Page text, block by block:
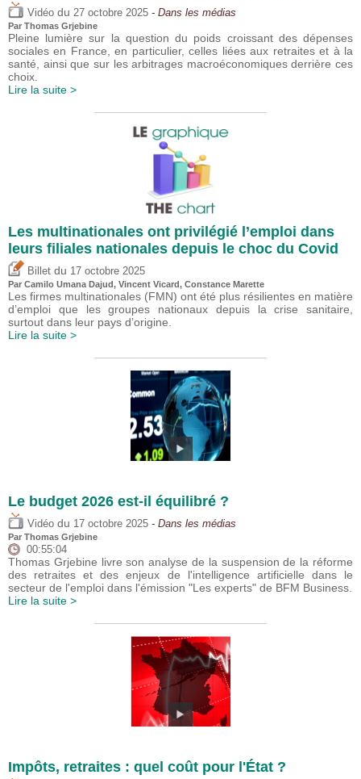
Vidéo du 27 octobre 2025 - Dans les médias
Par Thomas Grjebine
Pleine lumière sur la question du poids croissant des dépenses
sociales en France, en particulier, celles liées aux retraites et à la
santé, ainsi que sur les arbitrages macroéconomiques derrière ces
choix.
Lire la suite >
Les multinationales ont privilégié l’emploi dans
leurs filiales nationales depuis le choc du Covid
Billet du 17 octobre 2025
Par Camilo Umana Dajud, Vincent Vicard, Constance Marette
Les firmes multinationales (FMN) ont été plus résilientes en matière
d’emploi que les groupes nationaux depuis la crise sanitaire,
surtout dans leur pays d’origine.
Lire la suite >
Le budget 2026 est-il équilibré ?
Vidéo du 17 octobre 2025 - Dans les médias
Par Thomas Grjebine
00:55:04
Thomas Grjebine livre son analyse de la suspension de la réforme
des retraites et des enjeux de l'intelligence artificielle dans le
secteur de l'emploi dans l'émission "Les experts" de BFM Business.
Lire la suite >
Impôts, retraites : quel coût pour l'État ?